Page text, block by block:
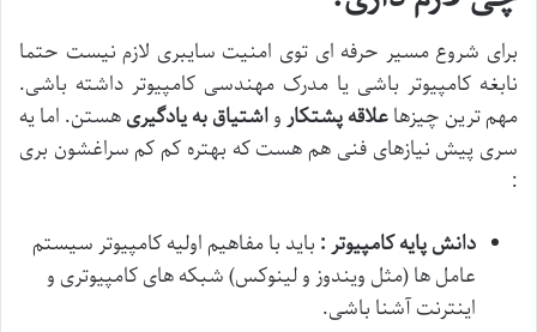
برای شروع مسیر حرفه ای توی امنیت سایبری لازم نیست حتما
نابغه کامپیوتر باشی یا مدرک مهندسی کامپیوتر داشته باشی.
مهم ترین چیزهاعلاقهپشتکارواشتیاق به یادگیریهستن. اما یه
سری پیش نیازهای فنی هم هست که بهتره کم کم سراغشون بری
:
دانش پایه کامپیوتر : باید با مفاهیم اولیه کامپیوتر سیستم
عامل ها (مثل ویندوز و لینوکس) شبکه های کامپیوتری و
اینترنت آشنا باشی.